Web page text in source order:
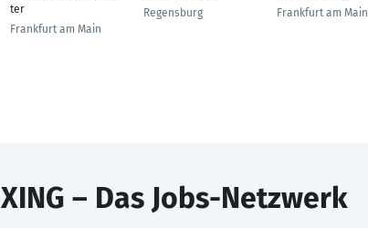
ter
Frankfurt am Main
Regensburg
Frankfurt am Main
XING – Das Jobs-Netzwerk